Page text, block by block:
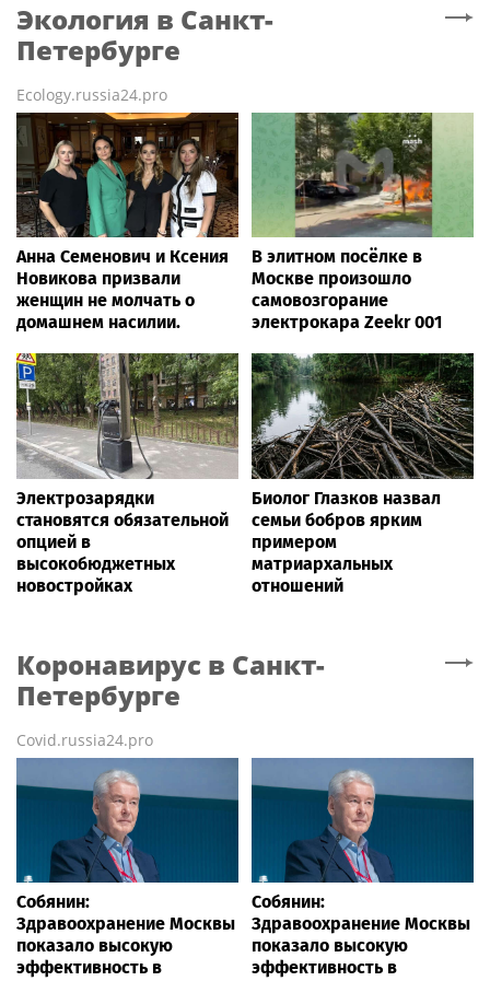
Экология в Санкт-
Петербурге
Ecology.russia24.pro
Анна Семенович и Ксения
Новикова призвали
женщин не молчать о
домашнем насилии.
В элитном посёлке в
Москве произошло
самовозгорание
электрокара Zeekr 001
Электрозарядки
становятся обязательной
опцией в
высокобюджетных
новостройках
Биолог Глазков назвал
семьи бобров ярким
примером
матриархальных
отношений
Коронавирус в Санкт-
Петербурге
Covid.russia24.pro
Собянин:
Здравоохранение Москвы
показало высокую
эффективность в
Собянин:
Здравоохранение Москвы
показало высокую
эффективность в